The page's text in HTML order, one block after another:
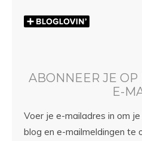
ABONNEER JE OP
E-
Voer je e-mailadres in om
blog en e-mailmeldingen te